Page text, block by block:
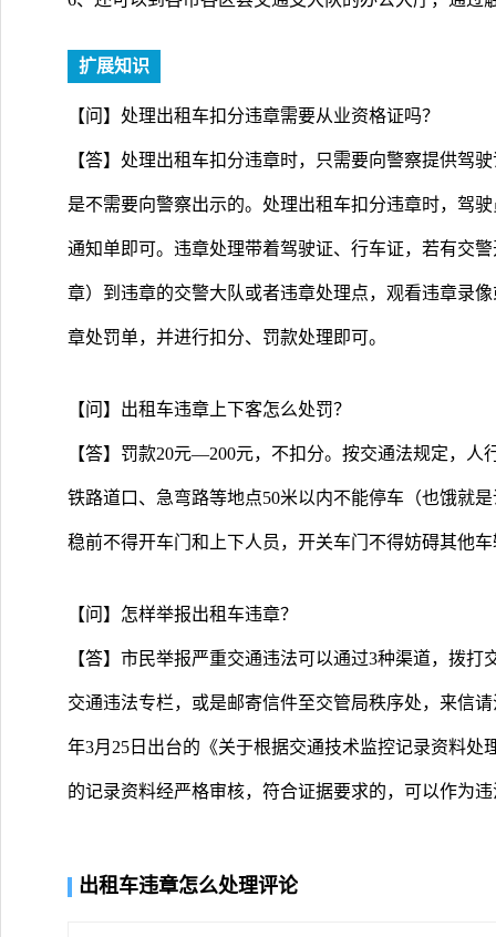
扩展知识
【问】处理出租车扣分违章需要从业资格证吗？
【答】处理出租车扣分违章时，只需要向警察提供驾
是不需要向警察出示的。处理出租车扣分违章时，驾
通知单即可。违章处理带着驾驶证、行车证，若有交
章）到违章的交警大队或者违章处理点，观看违章录
章处罚单，并进行扣分、罚款处理即可。
【问】出租车违章上下客怎么处罚？
【答】罚款20元—200元，不扣分。按交通法规定，
铁路道口、急弯路等地点50米以内不能停车（也饿就
稳前不得开车门和上下人员，开关车门不得妨碍其他
【问】怎样举报出租车违章？
【答】市民举报严重交通违法可以通过3种渠道，拨
交通违法专栏，或是邮寄信件至交管局秩序处，来信
年3月25日出台的《关于根据交通技术监控记录资料
的记录资料经严格审核，符合证据要求的，可以作为
出租车违章怎么处理评论